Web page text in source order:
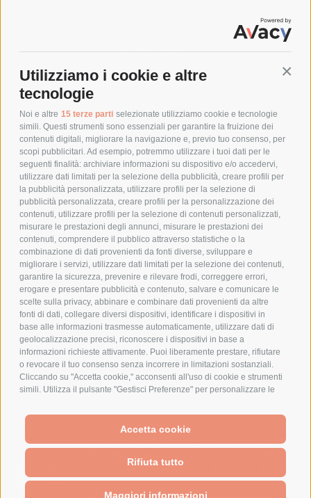
Utilizziamo i cookie e altre
tecnologie
Noi e altre 15 terze parti selezionate utilizziamo cookie e tecnologie
simili. Questi strumenti sono essenziali per garantire la fruizione dei
contenuti digitali, migliorare la navigazione e, previo tuo consenso, per
scopi pubblicitari. Ad esempio, potremmo utilizzare i tuoi dati per le
seguenti finalità: archiviare informazioni su dispositivo e/o accedervi,
utilizzare dati limitati per la selezione della pubblicità, creare profili per
la pubblicità personalizzata, utilizzare profili per la selezione di
pubblicità personalizzata, creare profili per la personalizzazione dei
contenuti, utilizzare profili per la selezione di contenuti personalizzati,
misurare le prestazioni degli annunci, misurare le prestazioni dei
contenuti, comprendere il pubblico attraverso statistiche o la
combinazione di dati provenienti da fonti diverse, sviluppare e
migliorare i servizi, utilizzare dati limitati per la selezione dei contenuti,
garantire la sicurezza, prevenire e rilevare frodi, correggere errori,
erogare e presentare pubblicità e contenuto, salvare e comunicare le
scelte sulla privacy, abbinare e combinare dati provenienti da altre
fonti di dati, collegare diversi dispositivi, identificare i dispositivi in
base alle informazioni trasmesse automaticamente, utilizzare dati di
geolocalizzazione precisi, riconoscere i dispositivi in base a
informazioni richieste attivamente. Puoi liberamente prestare, rifiutare
o revocare il tuo consenso senza incorrere in limitazioni sostanziali.
Cliccando su "Accetta cookie," acconsenti all'uso di cookie e strumenti
simili. Utilizza il pulsante "Gestisci Preferenze" per personalizzare le
strettamente necessari. Puoi modificare le tue preferenze in qualsiasi
momento cliccando sul link "Preferenze Cookie" in fondo alla pagina o
sull'icona dello scudo in basso a sinistra. Le tue preferenze si
applicheranno al solo dispositivo in uso.
Accetta cookie
Rifiuta tutto
Maggiori informazioni
POLITICA DI RESO
PRIVACY POLICY
COOKIE POLICY
PAGAMENTI SICURI
AZIENDA
CHI SIAMO
MARCHI TRATTATI
CONDOMINI
Bonifico
Bancario
SPESA ELETTRICA SOCIETA CONSORTILE A RESPONSABILITA LIMITATA - VIALE
MILANOFIORI, STRADA 4 - PALAZZO A5 20057, ASSAGO MILANO - PARTITA IVA
Powered byBigCommerce
Created byLone Star Templates
We use cookies (and other similar technologies) to collect data
to improve your shopping experience.
By using our website,
you're agreeing to the collection of data as described in our
Privacy Policy.